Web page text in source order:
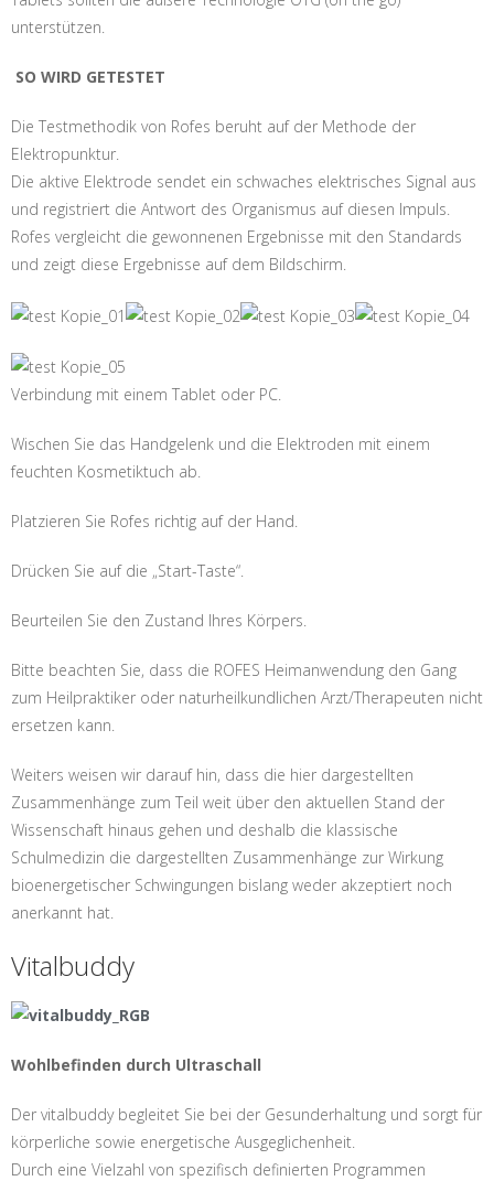
unterstützen.
SO WIRD GETESTET
Die Testmethodik von Rofes beruht auf der Methode der
Elektropunktur.
Die aktive Elektrode sendet ein schwaches elektrisches Signal aus
und registriert die Antwort des Organismus auf diesen Impuls.
Rofes vergleicht die gewonnenen Ergebnisse mit den Standards
und zeigt diese Ergebnisse auf dem Bildschirm.
Verbindung mit einem Tablet oder PC.
Wischen Sie das Handgelenk und die Elektroden mit einem
feuchten Kosmetiktuch ab.
Platzieren Sie Rofes richtig auf der Hand.
Drücken Sie auf die „Start-Taste“.
Beurteilen Sie den Zustand Ihres Körpers.
Bitte beachten Sie, dass die ROFES Heimanwendung den Gang
zum Heilpraktiker oder naturheilkundlichen Arzt/Therapeuten nicht
ersetzen kann.
Weiters weisen wir darauf hin, dass die hier dargestellten
Zusammenhänge zum Teil weit über den aktuellen Stand der
Wissenschaft hinaus gehen und deshalb die klassische
Schulmedizin die dargestellten Zusammenhänge zur Wirkung
bioenergetischer Schwingungen bislang weder akzeptiert noch
anerkannt hat.
Vitalbuddy
Wohlbefinden durch Ultraschall
Der vitalbuddy begleitet Sie bei der Gesunderhaltung und sorgt für
körperliche sowie energetische Ausgeglichenheit.
Durch eine Vielzahl von spezifisch definierten Programmen